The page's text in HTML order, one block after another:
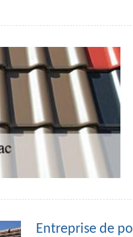
Entreprise de